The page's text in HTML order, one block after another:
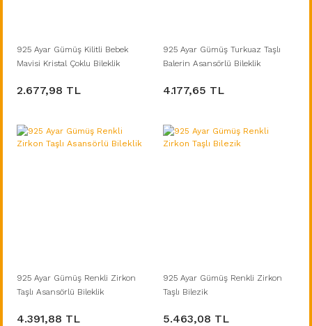
925 Ayar Gümüş Kilitli Bebek
Mavisi Kristal Çoklu Bileklik
2.677,98 TL
925 Ayar Gümüş Turkuaz Taşlı
Balerin Asansörlü Bileklik
4.177,65 TL
925 Ayar Gümüş Renkli Zirkon
Taşlı Asansörlü Bileklik
4.391,88 TL
925 Ayar Gümüş Renkli Zirkon
Taşlı Bilezik
5.463,08 TL